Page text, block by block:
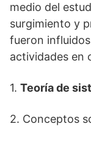
medio del
surgimiento y
fueron
actividades en
1. Teoría de
2. Conceptos